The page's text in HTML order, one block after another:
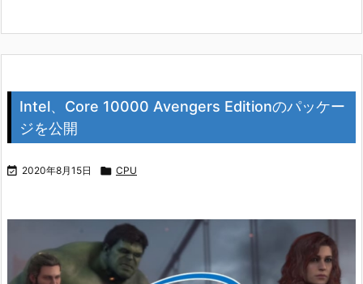
Intel、Core 10000 Avengers Editionのパッケー
ジを公開
 2020年8月15日  CPU